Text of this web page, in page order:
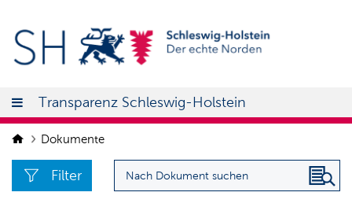
Transparenz Schleswig-Holstein
Dokumente
Filter